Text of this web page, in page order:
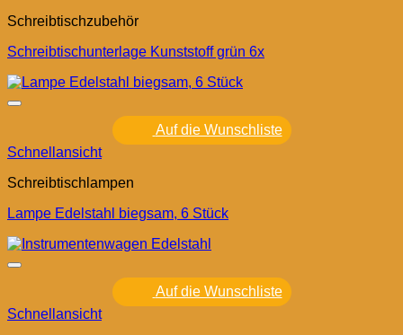
Schreibtischzubehör
Schreibtischunterlage Kunststoff grün 6x
Auf die Wunschliste
Schnellansicht
Schreibtischlampen
Lampe Edelstahl biegsam, 6 Stück
Auf die Wunschliste
Schnellansicht